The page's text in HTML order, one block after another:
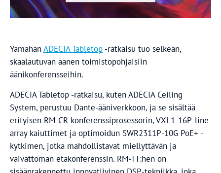
YamahanADECIA Tabletop -ratkaisu tuo selkeän,
skaalautuvan äänen toimistopohjaisiin
äänikonferensseihin.
ADECIA Tabletop -ratkaisu, kuten ADECIA Ceiling
System, perustuu Dante-ääniverkkoon, ja se sisältää
erityisen RM-CR-konferenssiprosessorin, VXL1-16P-line
array kaiuttimet ja optimoidun SWR2311P-10G PoE+ -
kytkimen, jotka mahdollistavat miellyttävän ja
vaivattoman etäkonferenssin. RM-TT:hen on